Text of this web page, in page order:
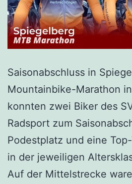
Saisonabschluss in
Mountainbike-Marathon
konnten zwei Biker des
Radsport zum
Podestplatz und eine
in der jeweiligen
Auf der Mittelstrecke